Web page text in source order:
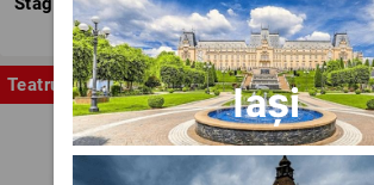
Teatru Iași